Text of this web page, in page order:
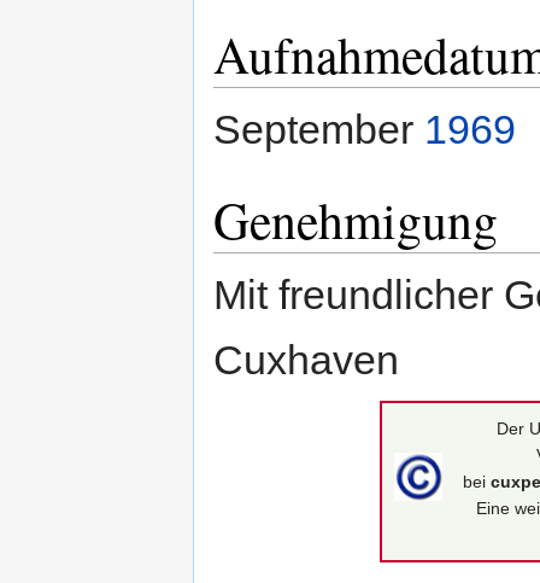
September 1969
Genehmigung
Mit freundlicher
Cuxhaven
Der
bei
Eine